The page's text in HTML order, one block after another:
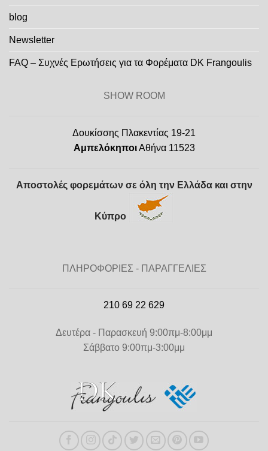
blog
Newsletter
FAQ – Συχνές Ερωτήσεις για τα Φορέματα DK Frangoulis
SHOW ROOM
Δουκίσσης Πλακεντίας 19-21
ΑμπελόκηποιΑθήνα 11523
Αποστολές φορεμάτων σε όλη την Ελλάδα και στην
Κύπρο
ΠΛΗΡΟΦΟΡΙΕΣ - ΠΑΡΑΓΓΕΛΙΕΣ
210 69 22 629
Δευτέρα - Παρασκευή 9:00πμ-8:00μμ
Σάββατο 9:00πμ-3:00μμ